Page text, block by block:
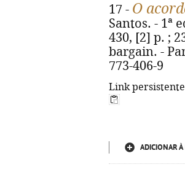
17 - O
Santos. - 1ª
430, [2] p. ;
bargain. -
773-406-9
Link
ADICIONAR À